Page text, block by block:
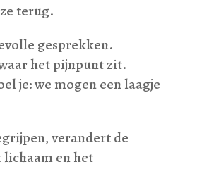
terug.
gesprekken.
het pijnpunt zit.
je: we mogen een laagje
verandert de
lichaam en het